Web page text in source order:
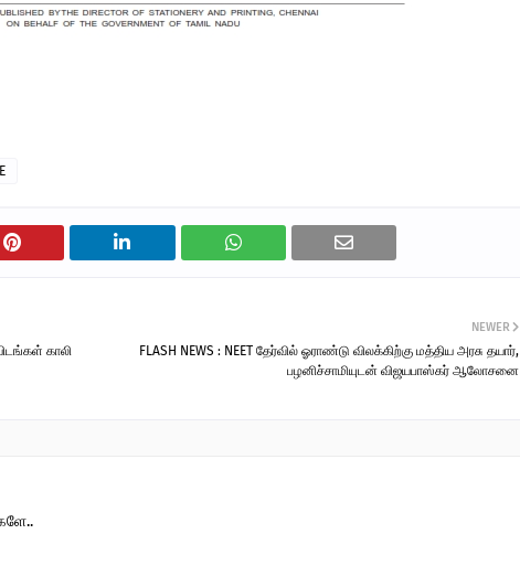
NEWER
FLASH NEWS : NEET தேர்வில் ஓராண்டு விலக்கிற்கு மத்திய அரசு தயார்,
பழனிச்சாமியுடன் விஜயபாஸ்கர் ஆலோசனை
காலி